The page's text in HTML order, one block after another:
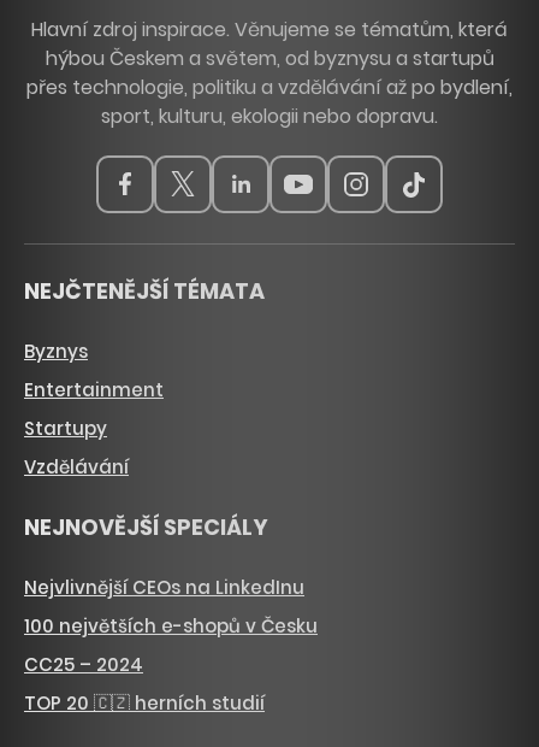
Hlavní zdroj inspirace. Věnujeme se tématům, která
hýbou Českem a světem, od byznysu a startupů
přes technologie, politiku a vzdělávání až po bydlení,
sport, kulturu, ekologii nebo dopravu.
NEJČTENĚJŠÍ TÉMATA
Byznys
Entertainment
Startupy
Vzdělávání
NEJNOVĚJŠÍ SPECIÁLY
Nejvlivnější CEOs na LinkedInu
100 největších e-shopů v Česku
CC25 – 2024
TOP 20 🇨🇿 herních studií